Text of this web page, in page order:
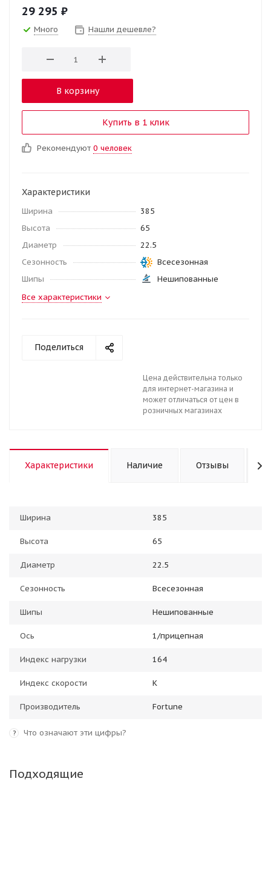
29 295 ₽
Много Нашли дешевле?
В корзину
Купить в 1 клик
Рекомендуют 0 человек
Характеристики
Ширина
385
Высота
65
Диаметр
22.5
Сезонность
Всесезонная
Шипы
Нешипованные
Все характеристики
Поделиться
Цена действительна только
для интернет-магазина и
может отличаться от цен в
розничных магазинах
Характеристики Наличие Отзывы
Ширина 385
Высота 65
Диаметр 22.5
Сезонность Всесезонная
Шипы Нешипованные
Ось 1/прицепная
Индекс нагрузки 164
Индекс скорости K
Производитель Fortune
? Что означают эти цифры?
Подходящие